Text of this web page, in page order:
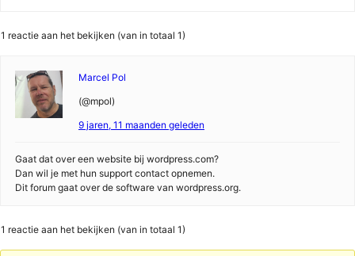
1 reactie aan het bekijken (van in totaal 1)
Marcel Pol
(@mpol)
9 jaren, 11 maanden geleden
Gaat dat over een website bij wordpress.com?
Dan wil je met hun support contact opnemen.
Dit forum gaat over de software van wordpress.org.
1 reactie aan het bekijken (van in totaal 1)